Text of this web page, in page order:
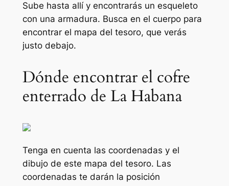
Sube hasta allí y encontrarás un esqueleto
con una armadura. Busca en el cuerpo para
encontrar el mapa del tesoro, que verás
justo debajo.
Dónde encontrar el cofre
enterrado de La Habana
Tenga en cuenta las coordenadas y el
dibujo de este mapa del tesoro. Las
coordenadas te darán la posición